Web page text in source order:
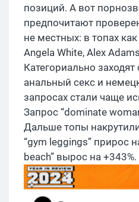
позиций. А вот
предпочитают
не местных: в топах
Angela White, Alex
Категориально
анальный секс и
запросах стали чаще
Запрос “dominate
Дальше топы
“gym leggings” прирос
beach” вырос на +343%.